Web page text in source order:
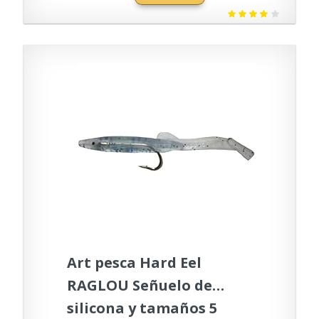
Art pesca Hard Eel
RAGLOU Señuelo de
silicona y tamaños 5